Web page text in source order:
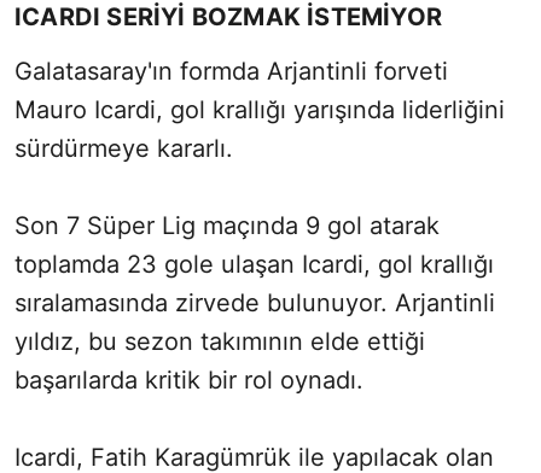
ICARDI SERİYİ BOZMAK İSTEMİYOR
Galatasaray'ın formda Arjantinli forveti
Mauro Icardi, gol krallığı yarışında liderliğini
sürdürmeye kararlı.
Son 7 Süper Lig maçında 9 gol atarak
toplamda 23 gole ulaşan Icardi, gol krallığı
sıralamasında zirvede bulunuyor. Arjantinli
yıldız, bu sezon takımının elde ettiği
başarılarda kritik bir rol oynadı.
Icardi, Fatih Karagümrük ile yapılacak olan